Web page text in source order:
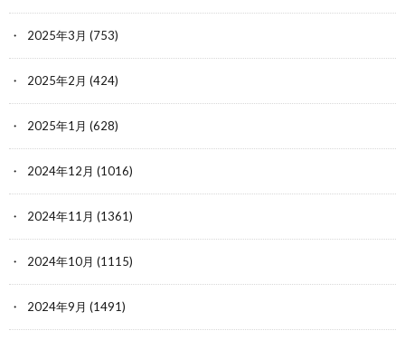
2025年3月 (753)
2025年2月 (424)
2025年1月 (628)
2024年12月 (1016)
2024年11月 (1361)
2024年10月 (1115)
2024年9月 (1491)